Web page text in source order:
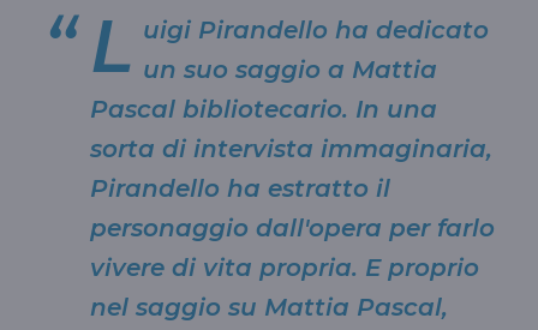
L uigi Pirandello ha dedicato
un suo saggio a Mattia
Pascal bibliotecario. In una
sorta di intervista immaginaria,
Pirandello ha estratto il
personaggio dall'opera per farlo
vivere di vita propria. E proprio
nel saggio su Mattia Pascal,